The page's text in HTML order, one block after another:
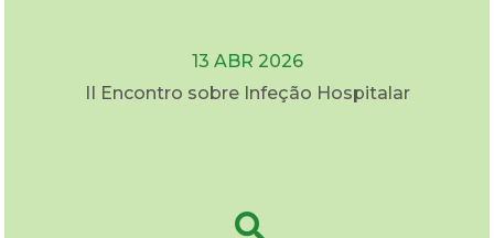
13 ABR 2026
II Encontro sobre Infeção Hospitalar